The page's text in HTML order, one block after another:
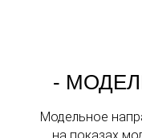
-
Модельное